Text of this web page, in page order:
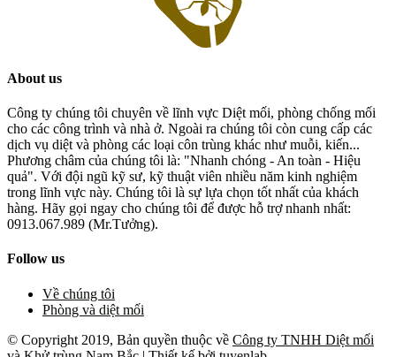
About us
Công ty chúng tôi chuyên về lĩnh vực Diệt mối, phòng chống mối
cho các công trình và nhà ở. Ngoài ra chúng tôi còn cung cấp các
dịch vụ diệt và phòng các loại côn trùng khác như muỗi, kiến...
Phương châm của chúng tôi là: "Nhanh chóng - An toàn - Hiệu
quả". Với đội ngũ kỹ sư, kỹ thuật viên nhiều năm kinh nghiệm
trong lĩnh vực này. Chúng tôi là sự lựa chọn tốt nhất của khách
hàng. Hãy gọi ngay cho chúng tôi để được hỗ trợ nhanh nhất:
0913.067.989 (Mr.Tưởng).
Follow us
Về chúng tôi
Phòng và diệt mối
© Copyright 2019, Bản quyền thuộc về Công ty TNHH Diệt mối